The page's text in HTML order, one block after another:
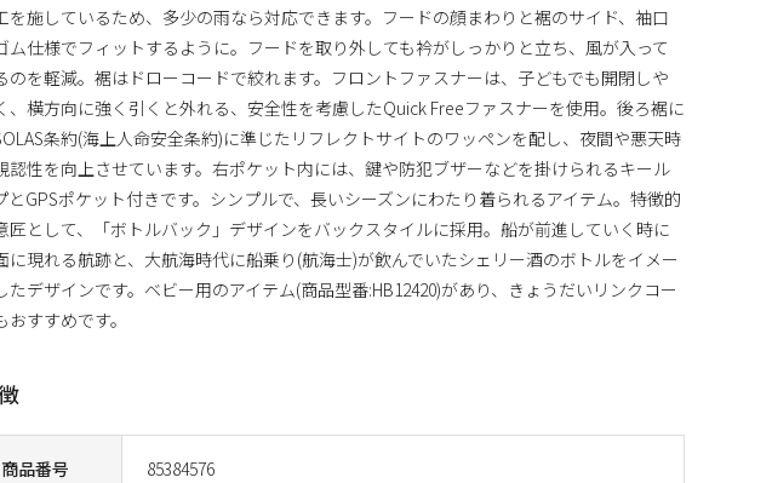
商品番号 85384576
を施しているため、多少の雨なら対応できます。フードの顔まわりと裾のサイド、袖口
ム仕様でフィットするように。フードを取り外しても衿がしっかりと立ち、風が入って
のを軽減。裾はドローコードで絞れます。フロントファスナーは、子どもでも開閉しや
、横方向に強く引くと外れる、安全性を考慮したQuick Freeファスナーを使用。後ろ裾に
条約(海上人命安全条約)に準じたリフレクトサイトのワッペンを配し、夜間や悪天時
認性を向上させています。右ポケット内には、鍵や防犯ブザーなどを掛けられるキール
とGPSポケット付きです。シンプルで、長いシーズンにわたり着られるアイテム。特徴的
匠として、「ボトルバック」デザインをバックスタイルに採用。船が前進していく時に
に現れる航跡と、大航海時代に船乗り(航海士)が飲んでいたシェリー酒のボトルをイメー
たデザインです。ベビー用のアイテム(商品型番:HB12420)があり、きょうだいリンクコー
おすすめです。